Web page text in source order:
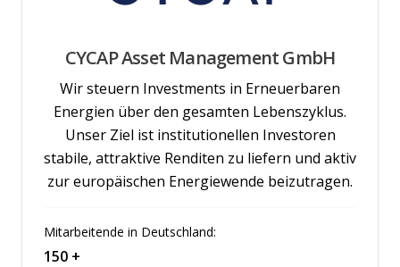
CYCAP Asset Management GmbH
Wir steuern Investments in Erneuerbaren
Energien über den gesamten Lebenszyklus.
Unser Ziel ist institutionellen Investoren
stabile, attraktive Renditen zu liefern und aktiv
zur europäischen Energiewende beizutragen.
Mitarbeitende in Deutschland:
150 +